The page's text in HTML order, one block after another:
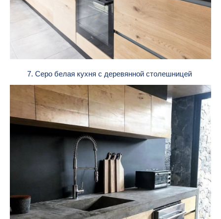
7. Серо белая кухня с деревянной столешницей